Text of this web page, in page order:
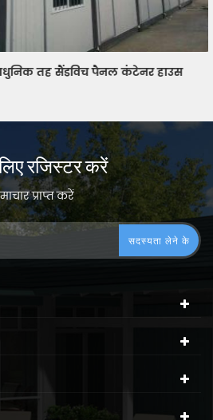
तह सैंडविच पैनल कंटेनर हाउस
रजिस्टर करें
प्राप्त करें